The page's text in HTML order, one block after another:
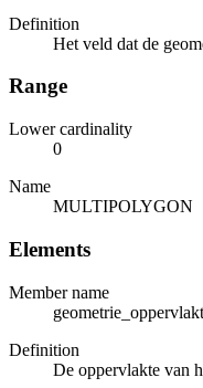
Definition
Het veld dat de
Range
Lower cardinality
0
Name
MULTIPOLYGON
Elements
Member name
Definition
De oppervlakte van